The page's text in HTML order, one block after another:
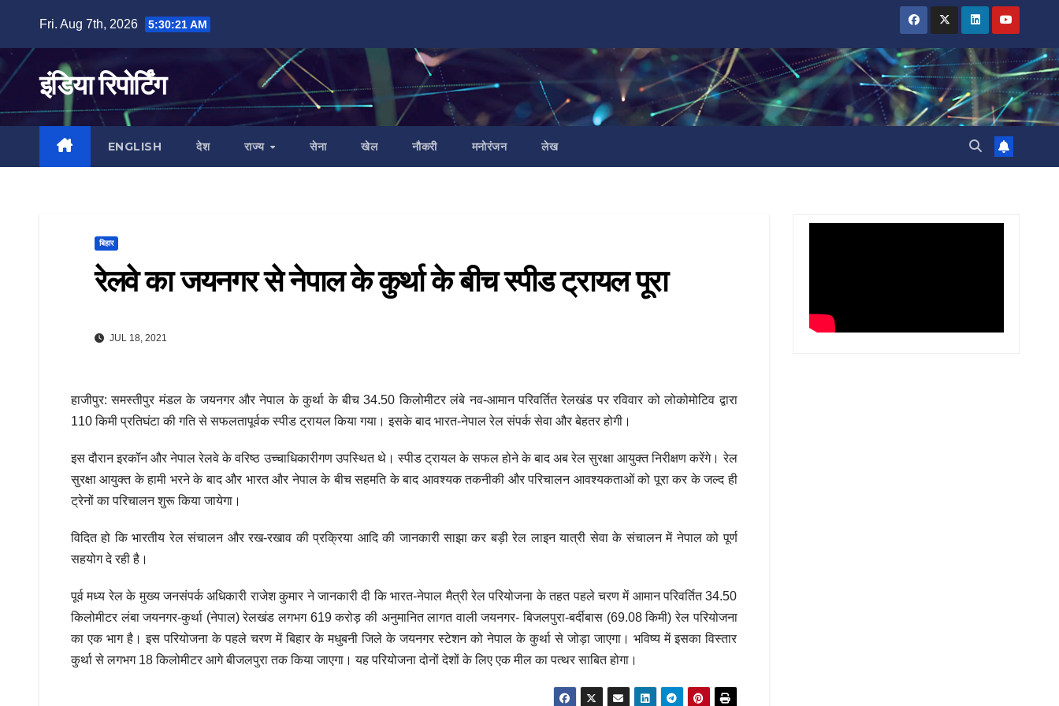
content
Fri. Aug 7th, 2026 5:30:22 AM
इंडिया रिपोर्टिंग
ENGLISH देश राज्य सेना खेल नौकरी मनोरंजन लेख
बिहार
रेलवे का जयनगर से नेपाल के कुर्था के बीच स्पीड ट्रायल पूरा
JUL 18, 2021
हाजीपुर: समस्तीपुर मंडल के जयनगर और नेपाल के कुर्था के बीच 34.50 किलोमीटर लंबे नव-आमान परिवर्तित रेलखंड पर रविवार को लोकोमोटिव द्वारा
110 किमी प्रतिघंटा की गति से सफलतापूर्वक स्पीड ट्रायल किया गया। इसके बाद भारत-नेपाल रेल संपर्क सेवा और बेहतर होगी।
इस दौरान इरकॉन और नेपाल रेलवे के वरिष्ठ उच्चाधिकारीगण उपस्थित थे। स्पीड ट्रायल के सफल होने के बाद अब रेल सुरक्षा आयुक्त निरीक्षण करेंगे। रेल
सुरक्षा आयुक्त के हामी भरने के बाद और भारत और नेपाल के बीच सहमति के बाद आवश्यक तकनीकी और परिचालन आवश्यकताओं को पूरा कर के जल्द ही
ट्रेनों का परिचालन शुरू किया जायेगा।
विदित हो कि भारतीय रेल संचालन और रख-रखाव की प्रक्रिया आदि की जानकारी साझा कर बड़ी रेल लाइन यात्री सेवा के संचालन में नेपाल को पूर्ण
सहयोग दे रही है।
पूर्व मध्य रेल के मुख्य जनसंपर्क अधिकारी राजेश कुमार ने जानकारी दी कि भारत-नेपाल मैत्री रेल परियोजना के तहत पहले चरण में आमान परिवर्तित 34.50
किलोमीटर लंबा जयनगर-कुर्था (नेपाल) रेलखंड लगभग 619 करोड़ की अनुमानित लागत वाली जयनगर- बिजलपुरा-बर्दीबास (69.08 किमी) रेल परियोजना
का एक भाग है। इस परियोजना के पहले चरण में बिहार के मधुबनी जिले के जयनगर स्टेशन को नेपाल के कुर्था से जोड़ा जाएगा। भविष्य में इसका विस्तार
कुर्था से लगभग 18 किलोमीटर आगे बीजलपुरा तक किया जाएगा। यह परियोजना दोनों देशों के लिए एक मील का पत्थर साबित होगा।